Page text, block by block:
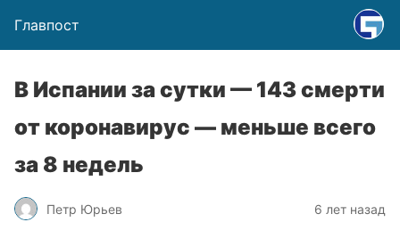
Главпост
В Испании за сутки — 143 смерти
от коронавирус — меньше всего
за 8 недель
Петр Юрьев 6 лет назад